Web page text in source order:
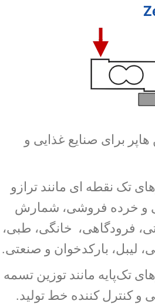
هاپر برای صنایع غذایی و
تک نقطه ای مانند ترازو
و خرده فروشی، شمارش
فرودگاهی، خانگی، طبی،
لیبل، بارکدخوان و صنعتی.
تک‌پایه مانند توزین تسمه
و کنترل کننده خط تولید.